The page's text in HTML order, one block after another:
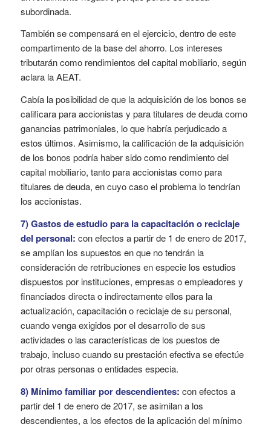
subordinada.
También se compensará en el ejercicio, dentro de este
compartimento de la base del ahorro. Los intereses
tributarán como rendimientos del capital mobiliario, según
aclara la AEAT.
Cabía la posibilidad de que la adquisición de los bonos se
calificara para accionistas y para titulares de deuda como
ganancias patrimoniales, lo que habría perjudicado a
estos últimos. Asimismo, la calificación de la adquisición
de los bonos podría haber sido como rendimiento del
capital mobiliario, tanto para accionistas como para
titulares de deuda, en cuyo caso el problema lo tendrían
los accionistas.
7) Gastos de estudio para la capacitación o reciclaje
del personal: con efectos a partir de 1 de enero de 2017,
se amplían los supuestos en que no tendrán la
consideración de retribuciones en especie los estudios
dispuestos por instituciones, empresas o empleadores y
financiados directa o indirectamente ellos para la
actualización, capacitación o reciclaje de su personal,
cuando venga exigidos por el desarrollo de sus
actividades o las características de los puestos de
trabajo, incluso cuando su prestación efectiva se efectúe
por otras personas o entidades especia.
8) Mínimo familiar por descendientes: con efectos a
partir del 1 de enero de 2017, se asimilan a los
descendientes, a los efectos de la aplicación del mínimo